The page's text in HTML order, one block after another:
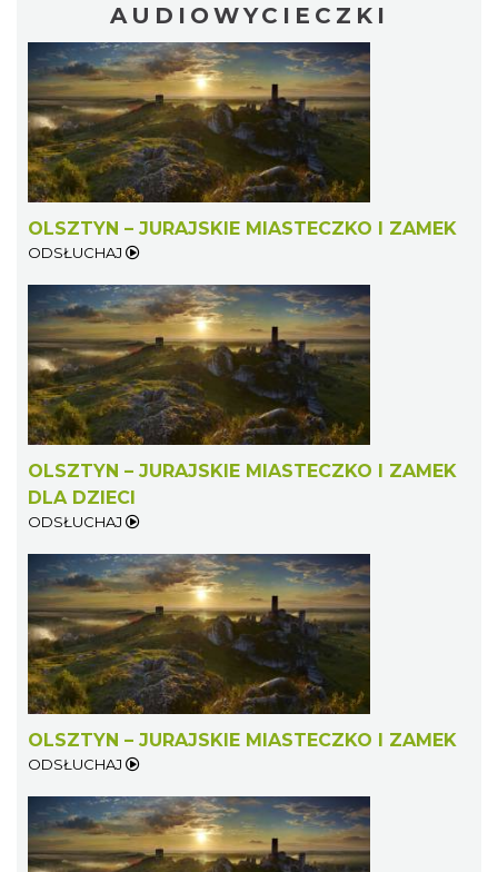
AUDIOWYCIECZKI
OLSZTYN – JURAJSKIE MIASTECZKO I ZAMEK
ODSŁUCHAJ
OLSZTYN – JURAJSKIE MIASTECZKO I ZAMEK
DLA DZIECI
ODSŁUCHAJ
OLSZTYN – JURAJSKIE MIASTECZKO I ZAMEK
ODSŁUCHAJ